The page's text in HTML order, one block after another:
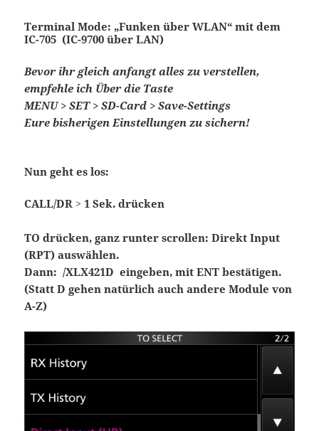
Terminal Mode: „Funken über WLAN“ mit dem
IC-705 (IC-9700 über LAN)
Bevor ihr gleich anfangt alles zu verstellen,
empfehle ich Über die Taste
MENU > SET > SD-Card > Save-Settings
Eure bisherigen Einstellungen zu sichern!
Nun geht es los:
CALL/DR > 1 Sek. drücken
TO drücken, ganz runter scrollen: Direkt Input
(RPT) auswählen.
Dann: /XLX421D eingeben, mit ENT bestätigen.
(Statt D gehen natürlich auch andere Module von
A-Z)